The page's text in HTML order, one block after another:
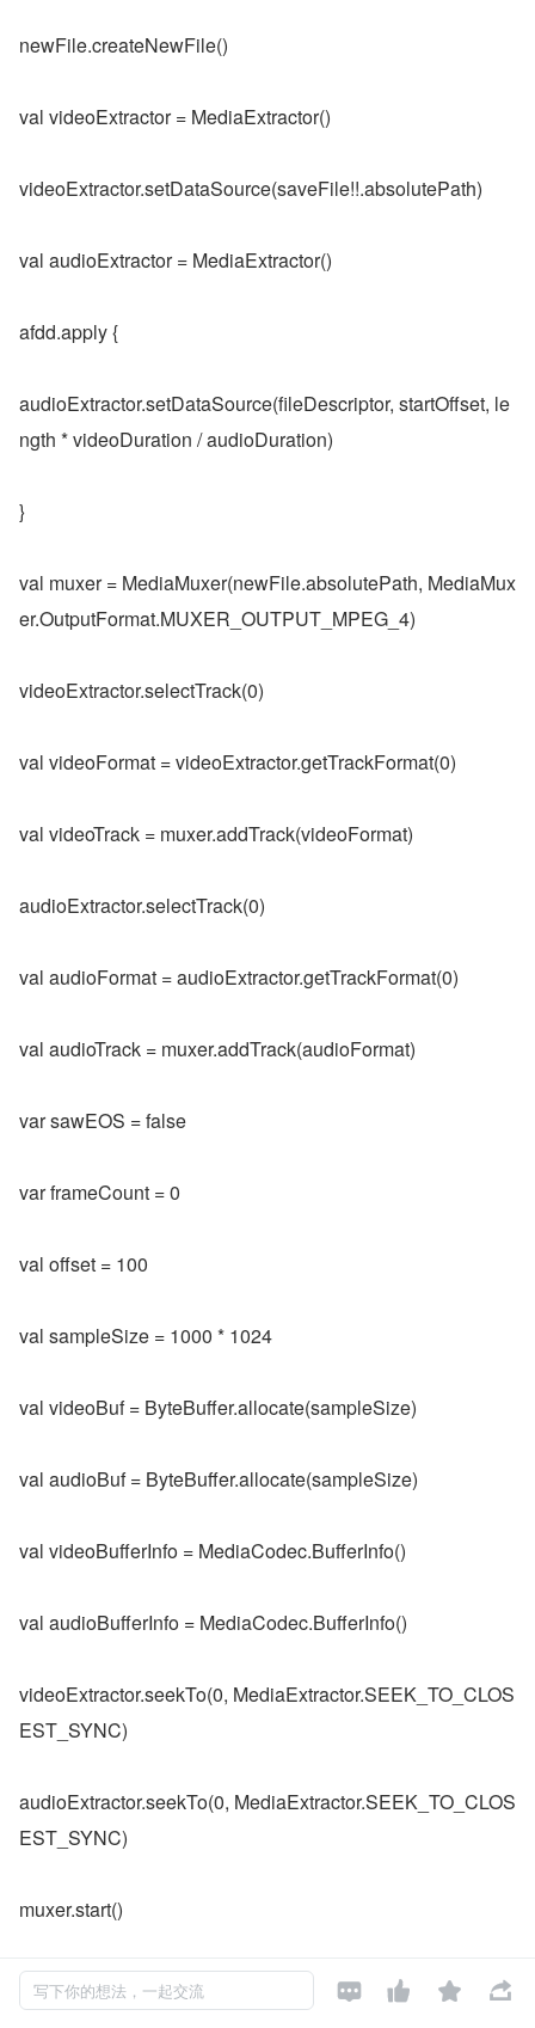
newFile.createNewFile()
val videoExtractor = MediaExtractor()
videoExtractor.setDataSource(saveFile!!.absolutePath)
val audioExtractor = MediaExtractor()
afdd.apply {
audioExtractor.setDataSource(fileDescriptor, startOffset, le
ngth * videoDuration / audioDuration)
}
val muxer = MediaMuxer(newFile.absolutePath, MediaMux
er.OutputFormat.MUXER_OUTPUT_MPEG_4)
videoExtractor.selectTrack(0)
val videoFormat = videoExtractor.getTrackFormat(0)
val videoTrack = muxer.addTrack(videoFormat)
audioExtractor.selectTrack(0)
val audioFormat = audioExtractor.getTrackFormat(0)
val audioTrack = muxer.addTrack(audioFormat)
var sawEOS = false
var frameCount = 0
val offset = 100
val sampleSize = 1000 * 1024
val videoBuf = ByteBuffer.allocate(sampleSize)
val audioBuf = ByteBuffer.allocate(sampleSize)
val videoBufferInfo = MediaCodec.BufferInfo()
val audioBufferInfo = MediaCodec.BufferInfo()
videoExtractor.seekTo(0, MediaExtractor.SEEK_TO_CLOS
EST_SYNC)
audioExtractor.seekTo(0, MediaExtractor.SEEK_TO_CLOS
EST_SYNC)
muxer.start()
// 每秒多少帧
写下你的想法，一起交流    